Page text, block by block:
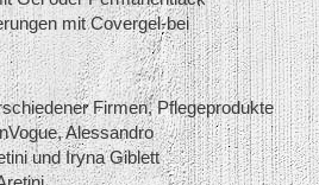
mit Covergel-bei
Firmen, Pflegeprodukte
Alessandro
und Iryna Giblett